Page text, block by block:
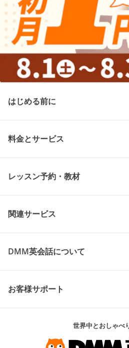
はじめる前に
料金とサービス
レッスン予約・教材
関連サービス
DMM英会話について
お客様サポート
世界中とおしゃべ